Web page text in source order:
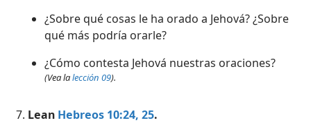
¿Sobre qué cosas le ha orado a Jehová? ¿Sobre
qué más podría orarle?
¿Cómo contesta Jehová nuestras oraciones?
(Vea lalección 09).
Lean Hebreos 10:24, 25.